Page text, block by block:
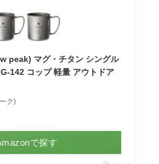
peak) マグ・チタン シングル
142 コップ 軽量 アウトドア
ク)
で探す